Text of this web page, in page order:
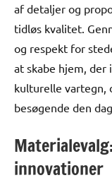
af detaljer og
tidløs kvalitet.
og respekt for
at skabe hjem, der
kulturelle
besøgende den
innovationer